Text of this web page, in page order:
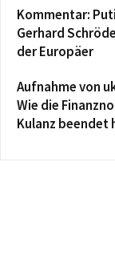
Kommentar:
Gerhard
der Europäer
Aufnahme von
Wie die
Kulanz beendet